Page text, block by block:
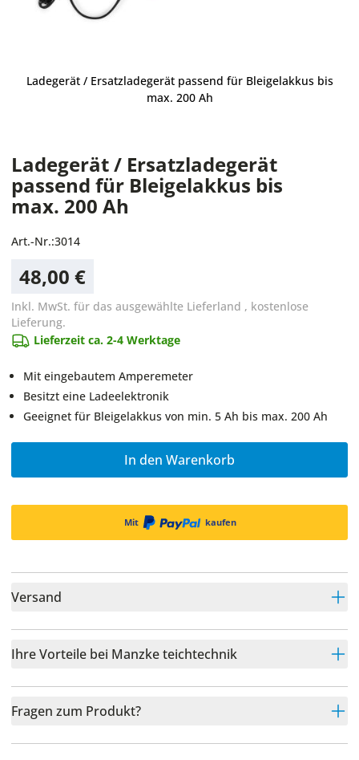
Ladegerät / Ersatzladegerät passend für Bleigelakkus bis
max. 200 Ah
Ladegerät / Ersatzladegerät
passend für Bleigelakkus bis
max. 200 Ah
Art.-Nr.:3014
48,00 €
Inkl. MwSt. für das ausgewählte Lieferland , kostenlose
Lieferung.
Lieferzeit ca. 2-4 Werktage
Mit eingebautem Amperemeter
Besitzt eine Ladeelektronik
Geeignet für Bleigelakkus von min. 5 Ah bis max. 200 Ah
In den Warenkorb
Mit kaufen
Versand
Ihre Vorteile bei Manzke teichtechnik
Fragen zum Produkt?